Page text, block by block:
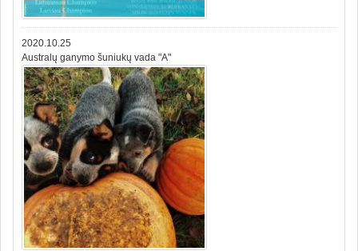
2020.10.25
Australų ganymo šuniukų vada "A"